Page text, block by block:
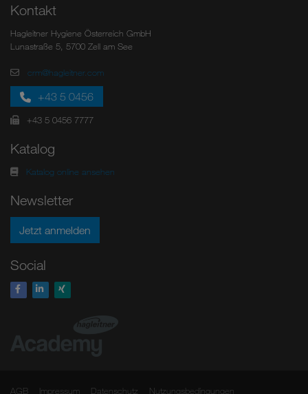
Kontakt
Hagleitner Hygiene Österreich GmbH
Lunastraße 5, 5700 Zell am See
crm@hagleitner.com
+43 5 0456
+43 5 0456 7777
Katalog
Katalog online ansehen
Newsletter
Jetzt anmelden
Social
AGB Impressum Datenschutz Nutzungsbedingungen